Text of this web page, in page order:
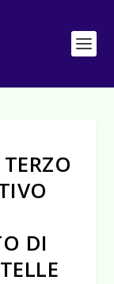
DI